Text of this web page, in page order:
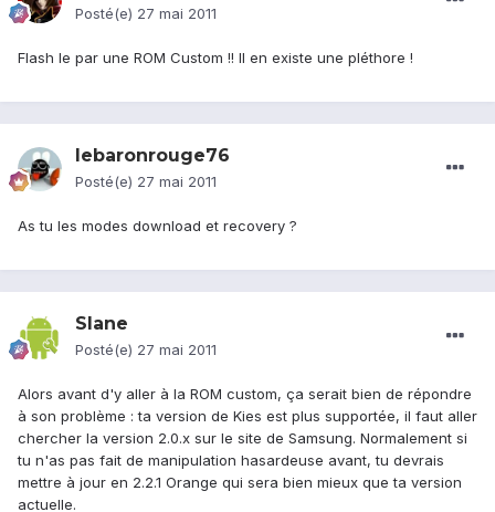
Posté(e) 27 mai 2011
Flash le par une ROM Custom !! Il en existe une pléthore !
lebaronrouge76
Posté(e) 27 mai 2011
As tu les modes download et recovery ?
Slane
Posté(e) 27 mai 2011
Alors avant d'y aller à la ROM custom, ça serait bien de répondre
à son problème : ta version de Kies est plus supportée, il faut aller
chercher la version 2.0.x sur le site de Samsung. Normalement si
tu n'as pas fait de manipulation hasardeuse avant, tu devrais
mettre à jour en 2.2.1 Orange qui sera bien mieux que ta version
actuelle.